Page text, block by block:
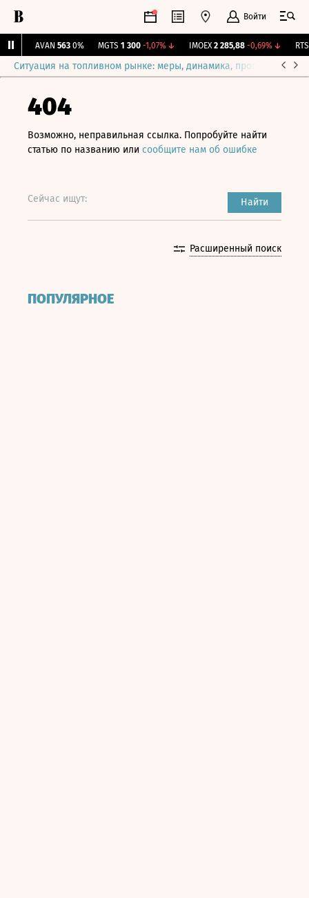
Войти
AVAN 563 0% MGTS 1 300 -1,07%↓ IMOEX 2 285,88 -0,69%↓ RTSI
Ситуация на топливном рынке: меры, динамика, прогнозы
404
Возможно, неправильная ссылка. Попробуйте найти
статью по названию или сообщите нам об ошибке
Сейчас ищут: Найти
Расширенный поиск
ПОПУЛЯРНОЕ